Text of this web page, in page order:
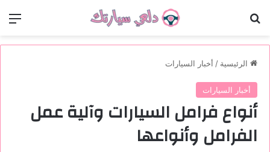
الرئيسية / أخبار السيارات
أخبار السيارات
أنواع فرامل السيارات وآلية عمل
الفرامل وأنواعها